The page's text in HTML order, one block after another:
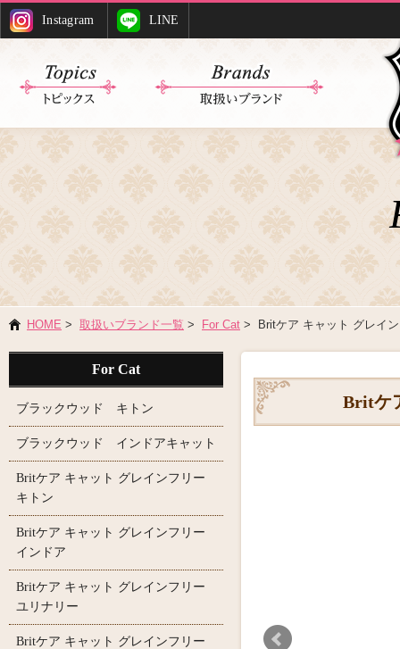
Instagram LINE
HOME > 取扱いブランド一覧 > For Cat > Britケア キャット グレイ
Britケ
For Cat
ブラックウッド キトン
ブラックウッド インドアキャット
Britケア キャット グレインフリー
キトン
Britケア キャット グレインフリー
インドア
Britケア キャット グレインフリー
ユリナリー
Britケア キャット グレインフリー